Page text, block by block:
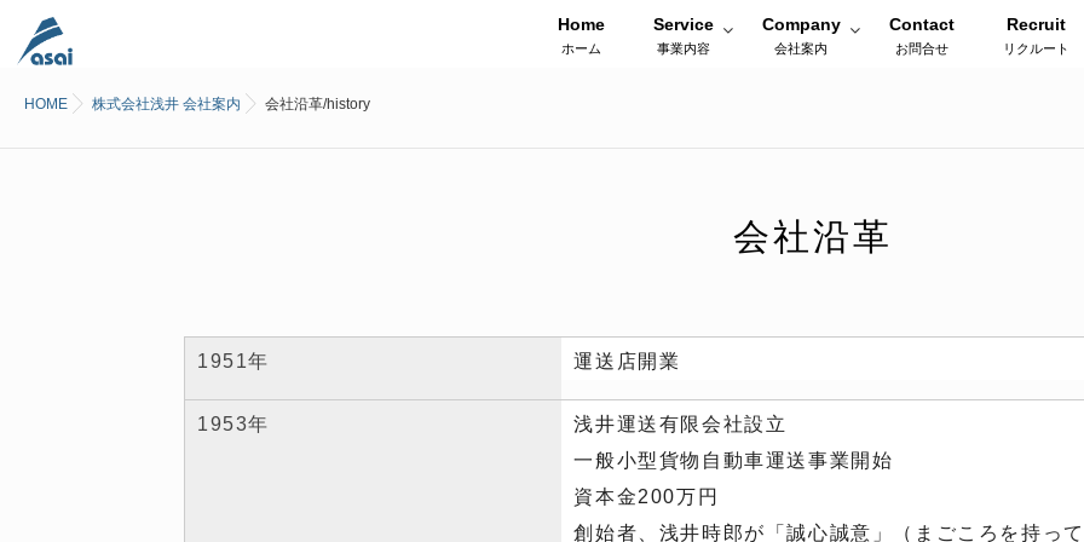
Home
ホーム
Service
事業内容
Company
会社案内
Contact
お問合せ
Recruit
リクルート
HOME 株式会社浅井 会社案内 会社沿革/history
会社沿革
1951年 運送店開業
1953年
浅井運送有限会社設立
一般小型貨物自動車運送事業開始
資本金200万円
創始者、浅井時郎が「誠心誠意」（まごころを持って